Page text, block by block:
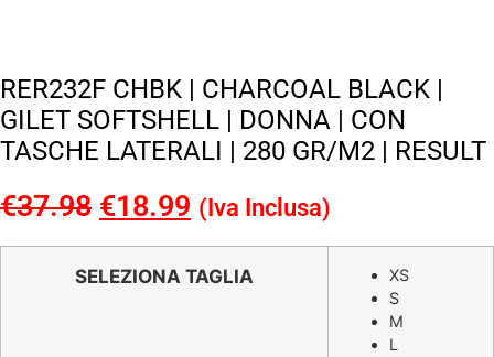
RER232F CHBK | CHARCOAL BLACK |
GILET SOFTSHELL | DONNA | CON
TASCHE LATERALI | 280 GR/M2 | RESULT
€37.98 Il
prezzo
originale
€18.99 Il
prezzo
attuale
(Iva Inclusa)
SELEZIONA TAGLIA
XS
S
M
L